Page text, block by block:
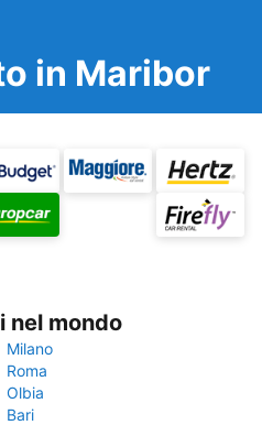
in Maribor
nel mondo
Milano
Roma
Olbia
Bari